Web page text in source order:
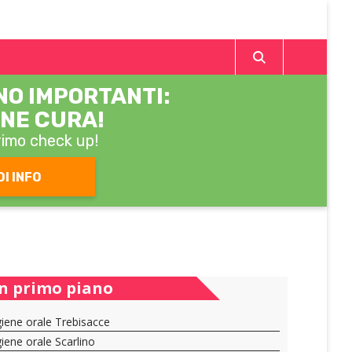
IMPORTANTI:
CURA!
check up!
INFO
primo piano
orale Trebisacce
orale Scarlino